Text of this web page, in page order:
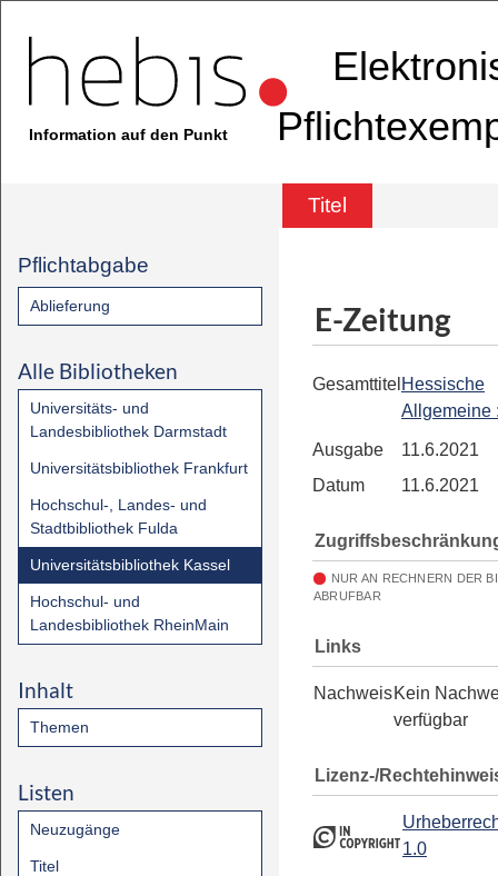
Information auf den Punkt
Titel
Pflichtabgabe
Ablieferung
Alle Bibliotheken
Universitäts- und
Landesbibliothek Darmstadt
Universitätsbibliothek Frankfurt
Hochschul-, Landes- und
Stadtbibliothek Fulda
Universitätsbibliothek Kassel
Hochschul- und
Landesbibliothek RheinMain
Inhalt
Themen
Listen
Neuzugänge
Titel
E-Zeitung
Gesamttitel Hessische
Allgemeine
Ausgabe
11.6.2021
Datum
11.6.2021
NUR AN RECHNERN DER
ABRUFBAR
Links
NachweisKein
verfügbar
Lizenz-/
1.0